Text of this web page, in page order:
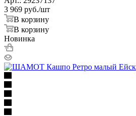
3 969 руб./шт
В корзину
В корзину
Новинка